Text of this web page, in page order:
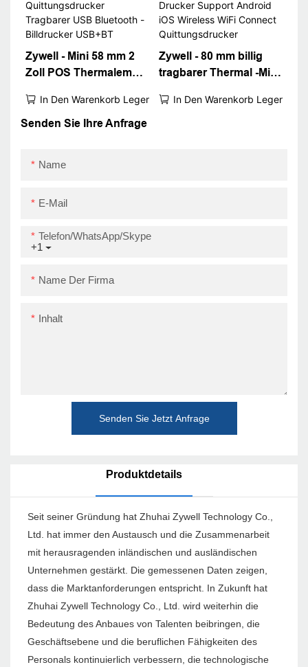
Mobiler
Quittungsdrucker
Zywell - Mini 58 mm 2
Zoll POS Thermalem
Tragbarer USB
Bluetooth -Billdrucker
In Den Warenkorb Legen
Zywell - 80 mm billig
tragbarer Thermal -Mini
Android iOS Wireless
In Den Warenkorb Legen
Senden Sie Ihre Anfrage
Name
E-Mail
+1
Telefon/WhatsApp/Skype
Name Der Firma
Inhalt
Senden Sie Jetzt Anfrage
Produktdetails
Seit seiner Gründung hat Zhuhai Zywell Technology Co.,
Ltd. hat immer den Austausch und die Zusammenarbeit
mit herausragenden inländischen und ausländischen
Unternehmen gestärkt. Die gemessenen Daten zeigen,
dass die Marktanforderungen entspricht. In Zukunft hat
Zhuhai Zywell Technology Co., Ltd. wird weiterhin die
Bedeutung des Anbaues von Talenten beibringen, die
Geschäftsebene und die beruflichen Fähigkeiten des
Personals kontinuierlich verbessern, die technologische